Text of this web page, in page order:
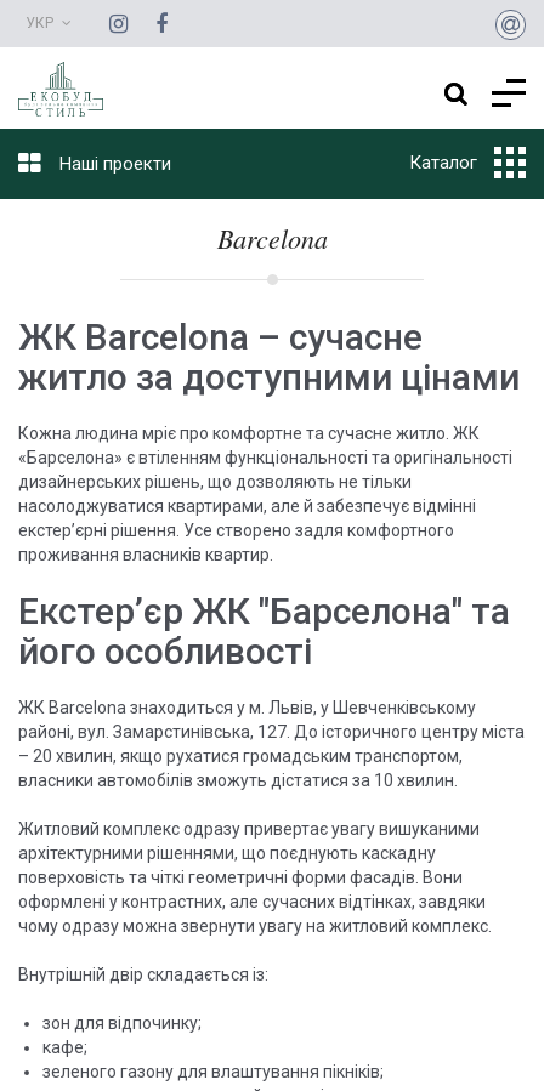
УКР
Наші проекти Каталог
Barcelona
ЖК Barcelona – сучасне
житло за доступними цінами
Кожна людина мріє про комфортне та сучасне житло. ЖК
«Барселона» є втіленням функціональності та оригінальності
дизайнерських рішень, що дозволяють не тільки
насолоджуватися квартирами, але й забезпечує відмінні
екстер’єрні рішення. Усе створено задля комфортного
проживання власників квартир.
Екстер’єр ЖК "Барселона" та
його особливості
ЖК Barcelona знаходиться у м. Львів, у Шевченківському
районі, вул. Замарстинівська, 127. До історичного центру міста
– 20 хвилин, якщо рухатися громадським транспортом,
власники автомобілів зможуть дістатися за 10 хвилин.
Житловий комплекс одразу привертає увагу вишуканими
архітектурними рішеннями, що поєднують каскадну
поверховість та чіткі геометричні форми фасадів. Вони
оформлені у контрастних, але сучасних відтінках, завдяки
чому одразу можна звернути увагу на житловий комплекс.
Внутрішній двір складається із:
зон для відпочинку;
кафе;
зеленого газону для влаштування пікніків;